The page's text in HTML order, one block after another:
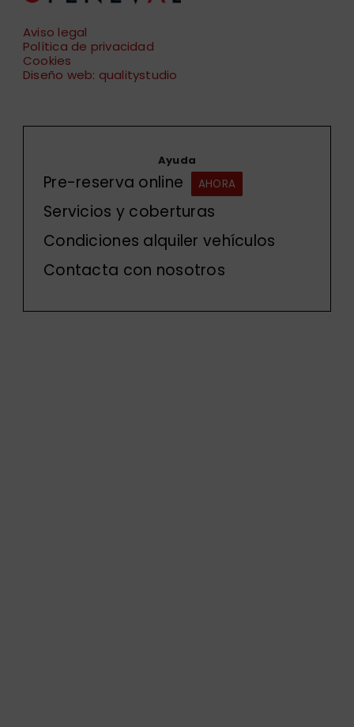
Aviso legal
Política de privacidad
Cookies
Diseño web: qualitystudio
Ayuda
Pre-reserva online AHORA
Servicios y coberturas
Condiciones alquiler vehículos
Contacta con nosotros